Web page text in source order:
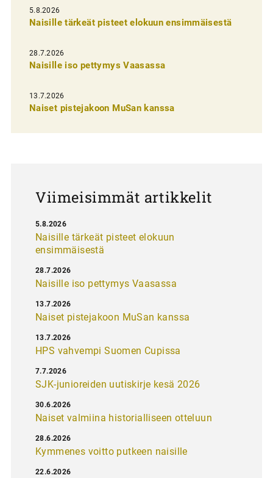
i
e
n
s
e
l
5.8.2026
Naisille tärkeät pisteet elokuun ensimmäisestä
28.7.2026
Naisille iso pettymys Vaasassa
13.7.2026
Naiset pistejakoon MuSan kanssa
Viimeisimmät artikkelit
Naisille tärkeät pisteet elokuun
ensimmäisestä
5.8.2026
Naisille iso pettymys Vaasassa
28.7.2026
Naiset pistejakoon MuSan kanssa
13.7.2026
HPS vahvempi Suomen Cupissa
13.7.2026
SJK-junioreiden uutiskirje kesä 2026
7.7.2026
Naiset valmiina historialliseen otteluun
30.6.2026
Kymmenes voitto putkeen naisille
28.6.2026
22.6.2026